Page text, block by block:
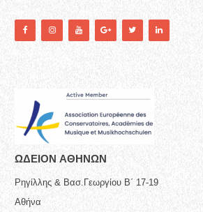
ΩΔΕΙΟN ΑΘΗΝΩΝ
Ρηγίλλης & Βασ.Γεωργίου Β΄ 17-19
Αθήνα